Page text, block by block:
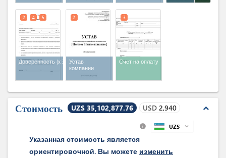
Доверенность (x 3)
2 4 5
Устав
компании
2
Счет на оплату
3
Стоимость UZS 35,102,877.76 USD 2,940 expand_less
info UZS expand_more
Указанная стоимость является
ориентировочной. Вы можете изменить